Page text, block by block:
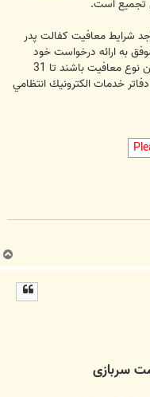
تجميع است.
غيرغايب كه تا اول تيرماه 91 واجد شرايط معافيت كفالت پدر
موفق به ارائه درخواست خود
نشده‌اند، در صورتي كه همچنان واجد شرايط اين نوع معافيت باشند تا 31
خدمات الكترونيك انتظامي